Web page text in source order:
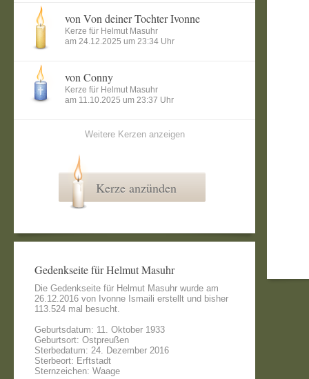
von Von deiner Tochter Ivonne
Kerze für Helmut Masuhr
am 24.12.2025 um 23:34 Uhr
von Conny
Kerze für Helmut Masuhr
am 11.10.2025 um 23:37 Uhr
Weitere Kerzen anzeigen
Kerze anzünden
Gedenkseite für Helmut Masuhr
Die Gedenkseite für Helmut Masuhr wurde am
26.12.2016 von Ivonne Ismaili erstellt und bisher
113.524 mal besucht.
Geburtsdatum: 11. Oktober 1933
Geburtsort: Ostpreußen
Sterbedatum: 24. Dezember 2016
Sterbeort: Erftstadt
Sternzeichen: Waage